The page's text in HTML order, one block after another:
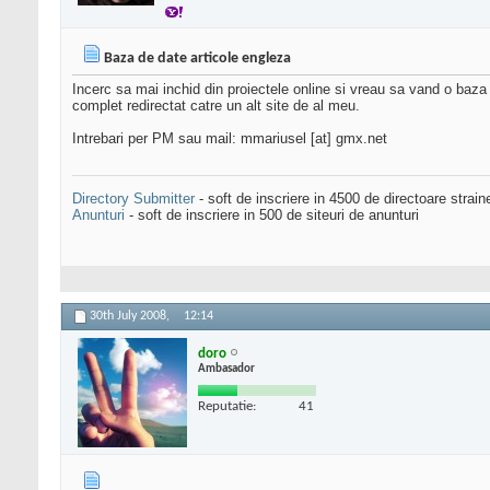
Baza de date articole engleza
Incerc sa mai inchid din proiectele online si vreau sa vand o
complet redirectat catre un alt site de al meu.
Intrebari per PM sau mail: mmariusel [at] gmx.net
Directory Submitter - soft de inscriere in 4500 de directoare
Anunturi - soft de inscriere in 500 de siteuri de anunturi
30th July 2008, 12:14
doro
Ambasador
Reputatie: 41